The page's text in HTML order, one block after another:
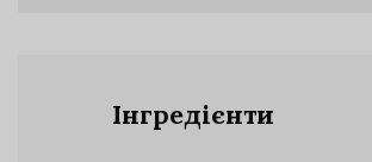
Інгредієнти